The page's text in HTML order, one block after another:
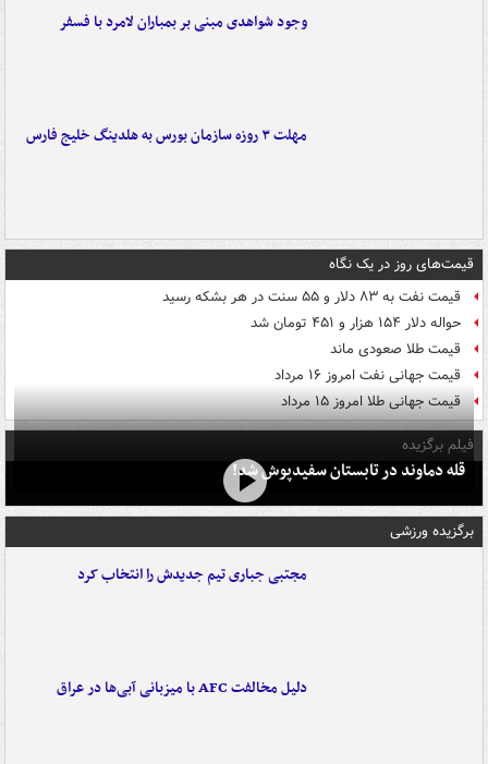
وجود شواهدی مبنی بر بمباران لامرد با فسفر
مهلت ۳ روزه سازمان بورس به هلدینگ خلیج فارس
قیمت‌های روز در یک نگاه
قیمت نفت به ۸۳ دلار و ۵۵ سنت در هر بشکه رسید
حواله دلار ۱۵۴ هزار و ۴۵۱ تومان شد
قیمت طلا صعودی ماند
قیمت جهانی نفت امروز ۱۶ مرداد
قیمت جهانی طلا امروز ۱۵ مرداد
فیلم برگزیده
قله دماوند در تابستان سفیدپوش شد!
برگزیده ورزشی
مجتبی جباری تیم جدیدش را انتخاب کرد
دلیل مخالفت AFC با میزبانی آبی‌ها در عراق